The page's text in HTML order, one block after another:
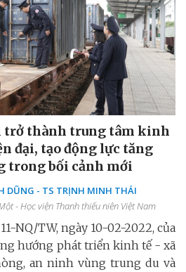
trở thành trung tâm kinh
đại, tạo động lực tăng
trong bối cảnh mới
DŨNG - TS TRỊNH MINH THÁI
- Học viện Thanh thiếu niên Việt Nam
NQ/TW, ngày 10-02-2022, của
hướng phát triển kinh tế - xã
an ninh vùng trung du và